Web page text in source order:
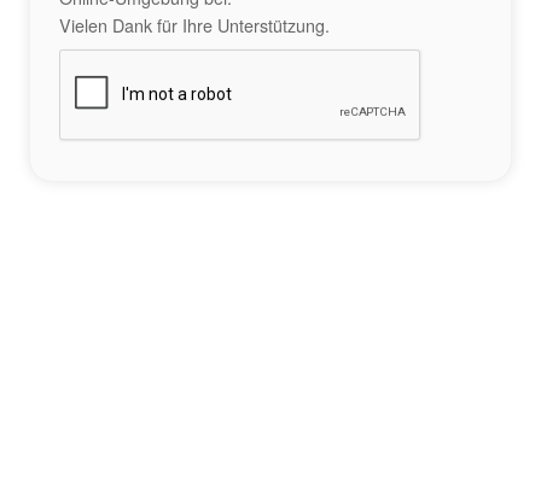
Vielen Dank für Ihre Unterstützung.